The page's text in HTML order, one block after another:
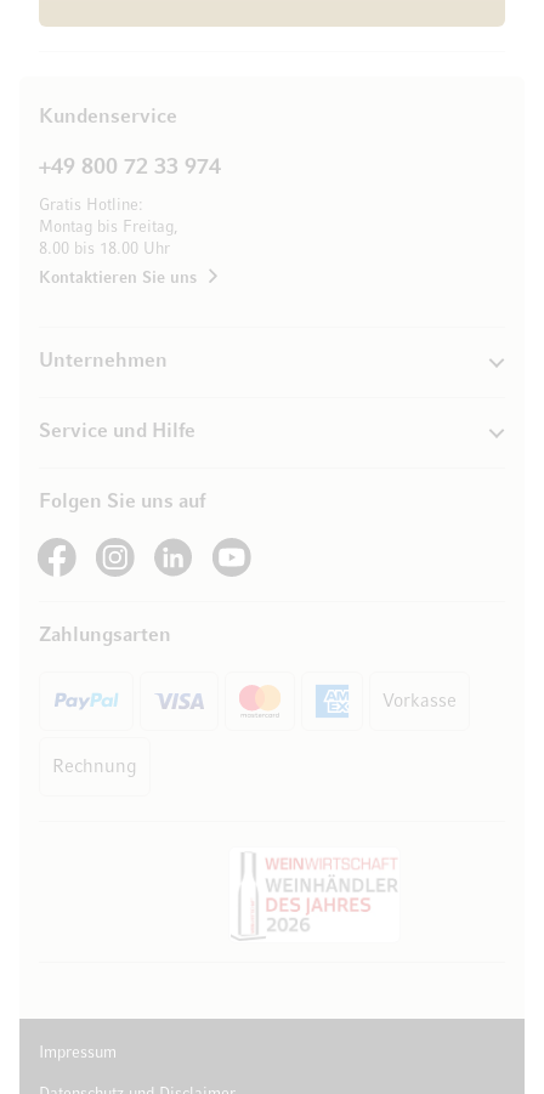
Kundenservice
+49 800 72 33 974
Gratis Hotline:
Montag bis Freitag,
8.00 bis 18.00 Uhr
Kontaktieren Sie uns
Unternehmen
Service und Hilfe
Folgen Sie uns auf
See our FacebookSee our Instagram account
See our LinkedInSee our YouTube channel
Zahlungsarten
Vorkasse
Rechnung
Impressum